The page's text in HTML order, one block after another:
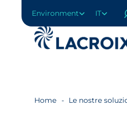
contenuto
Environment IT
Home Le nostre